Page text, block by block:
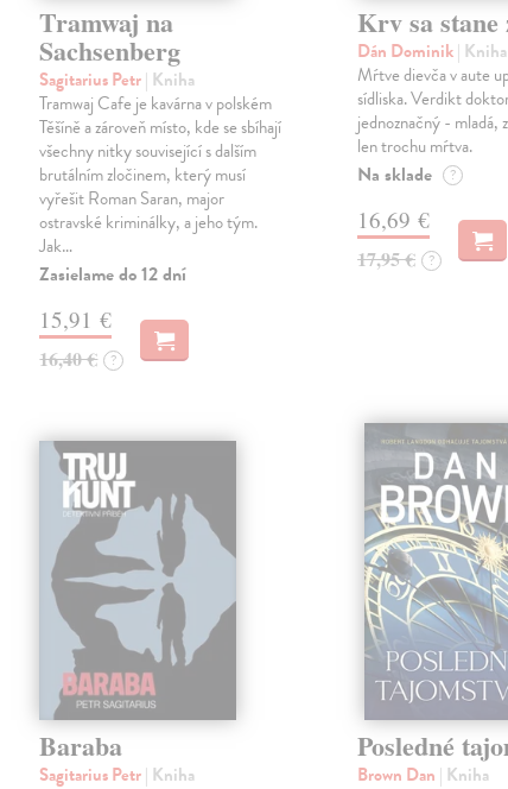
Tramwaj na
Sachsenberg
Sagitarius Petr| Kniha
Tramwaj Cafe je kavárna v polském
Těšíně a zároveň místo, kde se sbíhají
všechny nitky související s dalším
brutálním zločinem, který musí
vyřešit Roman Saran, major
ostravské kriminálky, a jeho tým.
Jak…
Zasielame do 12 dní
15,91 €
16,40 € ?
Krv sa stane
Dán Dominik| Kniha
Mŕtve dievča v aute
sídliska. Verdikt
jednoznačný - mladá,
len trochu mŕtva.
Na sklade ?
16,69 €
17,95 € ?
Baraba
Sagitarius Petr| Kniha
Posledné
Brown Dan | Kniha